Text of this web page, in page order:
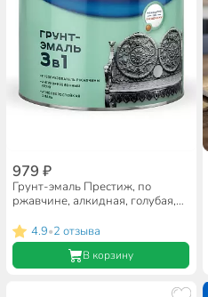
979 ₽
Грунт-эмаль Престиж, по
ржавчине, алкидная, голубая,
4.9•2 отзыва
В корзину